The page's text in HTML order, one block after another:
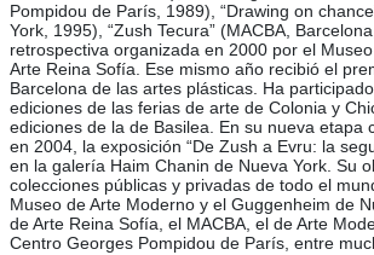
Pompidou de París, 1989), “Drawing on
York, 1995), “Zush Tecura” (MACBA,
retrospectiva organizada en 2000 por el
Arte Reina Sofía. Ese mismo año recibió el
Barcelona de las artes plásticas. Ha
ediciones de las ferias de arte de Colonia y
ediciones de la de Basilea. En su nueva etapa
en 2004, la exposición “De Zush a Evru: la
en la galería Haim Chanin de Nueva York. Su
colecciones públicas y privadas de todo el
Museo de Arte Moderno y el Guggenheim de
de Arte Reina Sofía, el MACBA, el de Arte
Centro Georges Pompidou de París, entre